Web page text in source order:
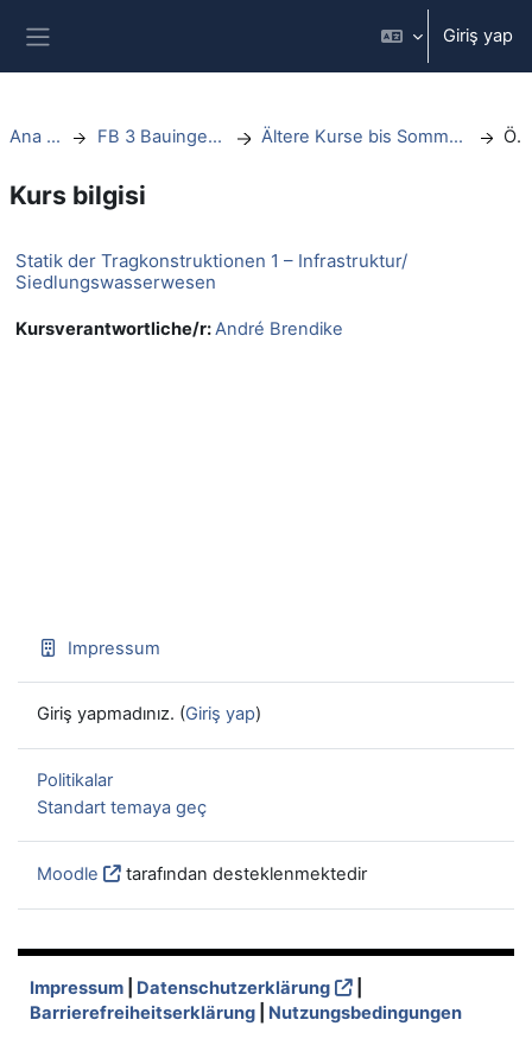
Giriş yap
Ana sayfa FB 3 Bauingenieurwesen Ältere Kurse bis Sommersemester 2021 Özet
Kurs bilgisi
Statik der Tragkonstruktionen 1 – Infrastruktur/
Siedlungswasserwesen
Kursverantwortliche/r:André Brendike
Impressum
Giriş yapmadınız. (Giriş yap)
Politikalar
Standart temaya geç
Moodle tarafından desteklenmektedir
Impressum Datenschutzerklärung
Barrierefreiheitserklärung
Nutzungsbedingungen